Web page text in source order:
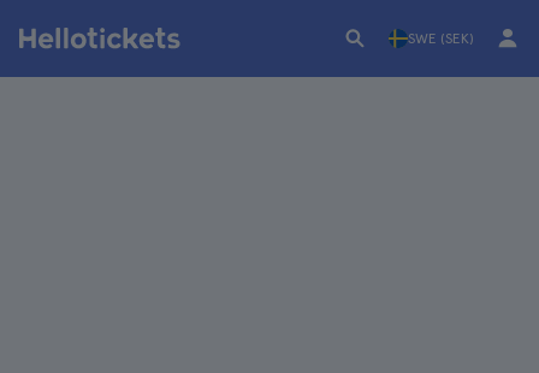
SWE (SEK)